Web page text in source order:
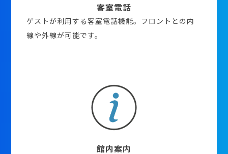
客室電話
ゲストが利用する客室電話機能。フロントとの内
線や外線が可能です。
館内案内